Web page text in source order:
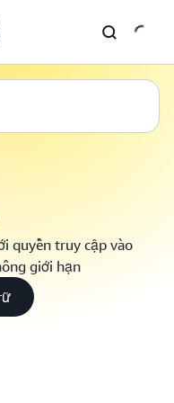
quyền truy cập vào
giới hạn